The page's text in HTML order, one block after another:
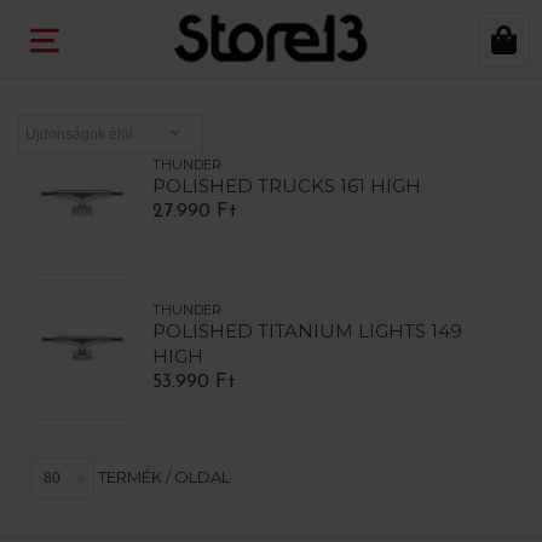
THUNDER
POLISHED TRUCKS 161 HIGH
27.990 Ft
THUNDER
POLISHED TITANIUM LIGHTS 149
HIGH
53.990 Ft
TERMÉK / OLDAL